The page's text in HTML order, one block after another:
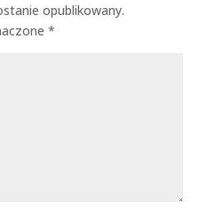
opublikowany.
*